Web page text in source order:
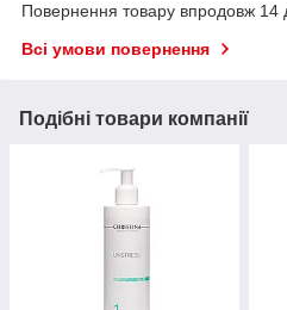
Повернення товару впродовж 14
Всі умови повернення
Подібні товари компанії